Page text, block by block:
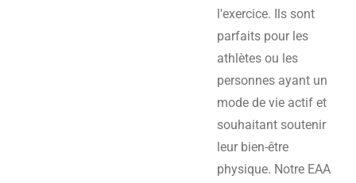
l'exercice. Ils sont
parfaits pour les
athlètes ou les
personnes ayant un
mode de vie actif et
souhaitant soutenir
leur bien-être
physique. Notre EAA